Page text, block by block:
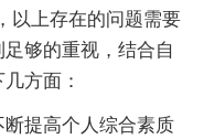
以上存在的问题需要
够的重视，结合自
方面：
提高个人综合素质